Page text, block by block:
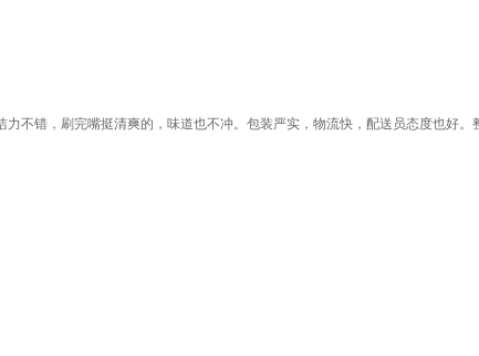
不错，刷完嘴挺清爽的，味道也不冲。包装严实，物流快，配送员态度也好。